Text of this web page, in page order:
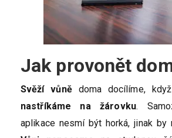
Jak provonět
Svěží vůnědoma docílíme,
nastříkáme na žárovku.
aplikace nesmí být horká, jinak by